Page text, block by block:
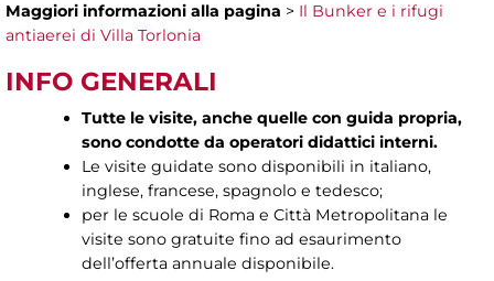
Maggiori informazioni alla pagina > Il Bunker e i rifugi
antiaerei di Villa Torlonia
INFO GENERALI
Tutte le visite, anche quelle con guida propria,
sono condotte da operatori didattici interni.
Le visite guidate sono disponibili in italiano,
inglese, francese, spagnolo e tedesco;
per le scuole di Roma e Città Metropolitana le
visite sono gratuite fino ad esaurimento
dell’offerta annuale disponibile.